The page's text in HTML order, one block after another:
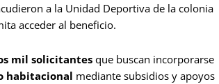
a la Unidad Deportiva de la colonia
acceder al beneficio.
mil solicitantes que buscan incorporarse
habitacional mediante subsidios y apoyos